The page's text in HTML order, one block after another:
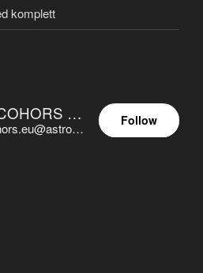
komplett
ASTROCOHORS EUNOIA ULTIMA
@astrocohors.eu@astrocohors.eu
Follow